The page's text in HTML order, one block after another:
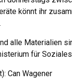
könnt ihr
alle Materialien
für
Can Wagener